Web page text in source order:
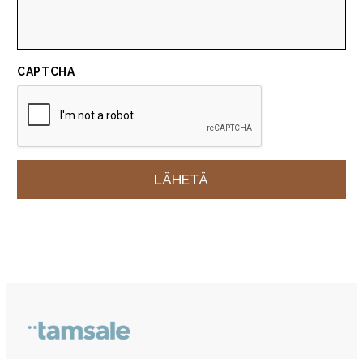
CAPTCHA